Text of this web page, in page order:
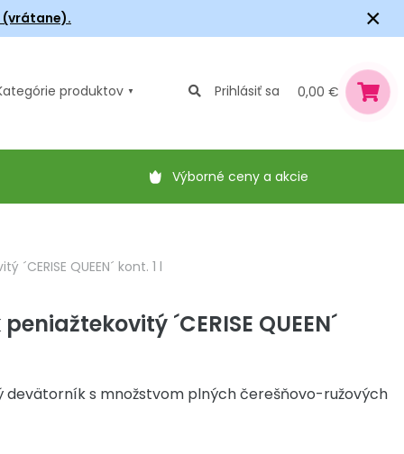
(vrátane). ×
produktov Prihlásiť sa 0,00 €
Výborné ceny a akcie
QUEEN´ kont. 1 l
´CERISE QUEEN´
devätorník s množstvom plných čerešňovo-ružových